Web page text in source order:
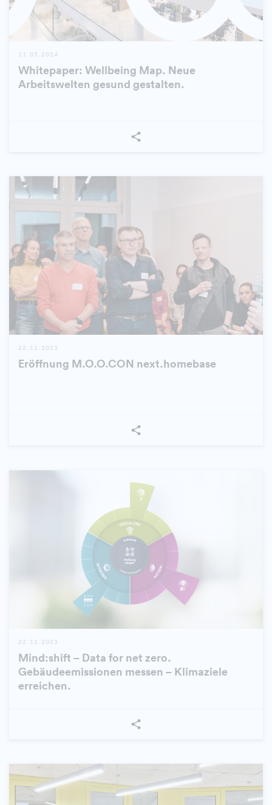
11.03.2024
Whitepaper: Wellbeing Map. Neue
Arbeitswelten gesund gestalten.
22.11.2023
Eröffnung M.O.O.CON next.homebase
22.11.2023
Mind:shift – Data for net zero.
Gebäudeemissionen messen – Klimaziele
erreichen.